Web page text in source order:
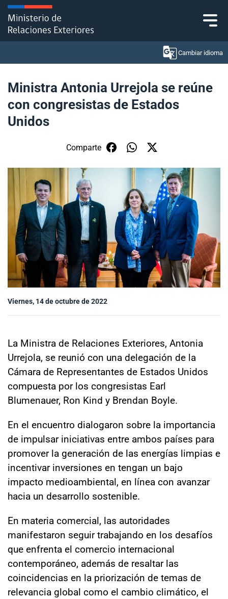
Click acá para ir directamente al contenido
Cambiar idioma
Ministerio
Política Exterior
Embajadas y consulados
Servicios ciudadanos
Subsecretaría de Relaciones Económicas
Internacionales
Sala de prensa
modo claro
Ministra Antonia Urrejola se reúne
con congresistas de Estados
Unidos
Comparte
Viernes, 14 de octubre de 2022
La Ministra de Relaciones Exteriores, Antonia
Urrejola, se reunió con una delegación de la
Cámara de Representantes de Estados Unidos
compuesta por los congresistas Earl
Blumenauer, Ron Kind y Brendan Boyle.
En el encuentro dialogaron sobre la importancia
de impulsar iniciativas entre ambos países para
promover la generación de las energías limpias e
incentivar inversiones en tengan un bajo
impacto medioambiental, en línea con avanzar
hacia un desarrollo sostenible.
En materia comercial, las autoridades
manifestaron seguir trabajando en los desafíos
que enfrenta el comercio internacional
contemporáneo, además de resaltar las
coincidencias en la priorización de temas de
relevancia global como el cambio climático, el